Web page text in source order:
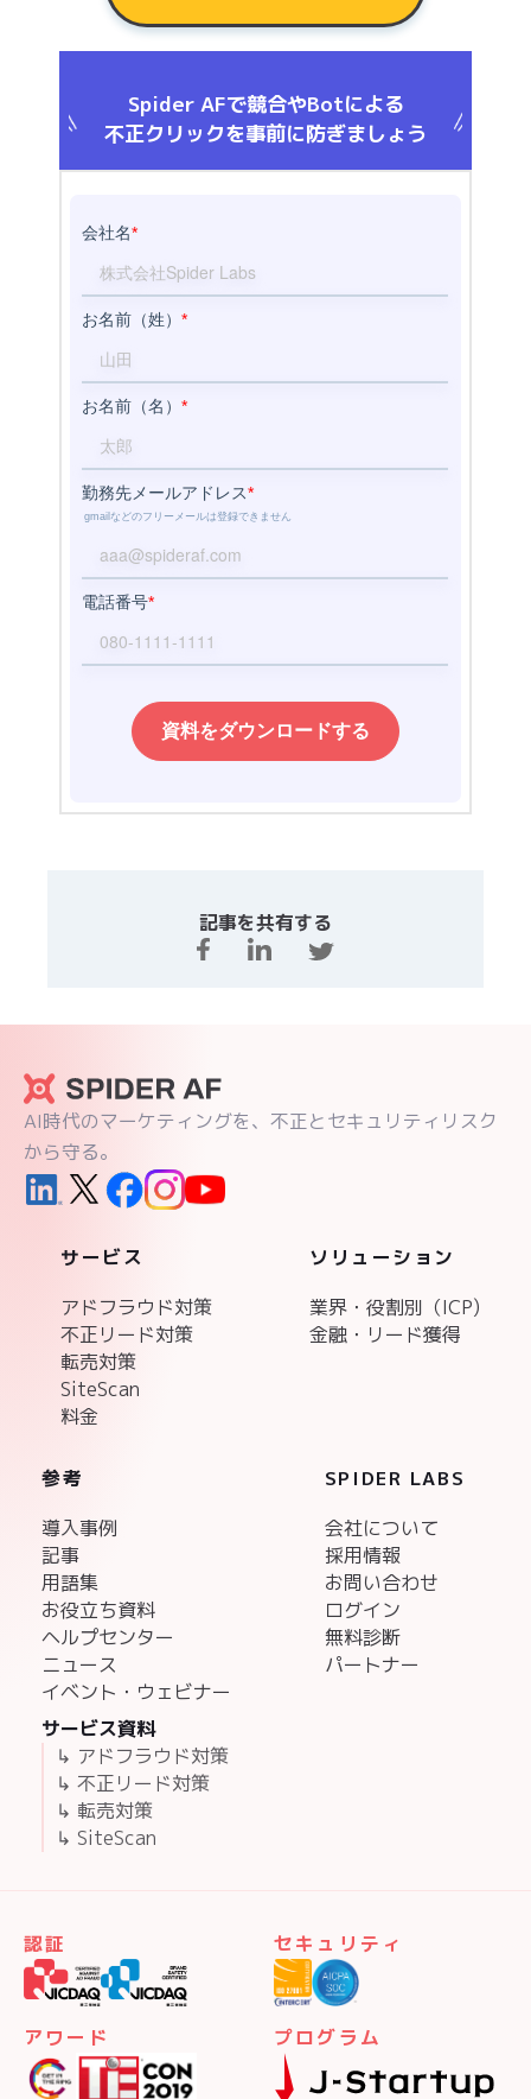
Spider AFで競合やBotによる
不正クリックを事前に防ぎましょう
記事を共有する
AI時代のマーケティングを、不正とセキュリティリスク
から守る。
サービス
アドフラウド対策
不正リード対策
転売対策
SiteScan
料金
ソリューション
業界・役割別（ICP)
金融・リード獲得
参考
導入事例
記事
用語集
お役立ち資料
ヘルプセンター
ニュース
イベント・ウェビナー
サービス資料
↳ アドフラウド対策
↳ 不正リード対策
↳ 転売対策
↳ SiteScan
SPIDER LABS
会社について
採用情報
お問い合わせ
ログイン
無料診断
パートナー
認証 セキュリティ
アワード プログラム